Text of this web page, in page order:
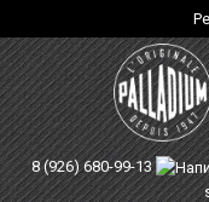
8 (926) 680-99-13